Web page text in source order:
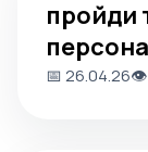
пройди
📅 26.04.26👁️